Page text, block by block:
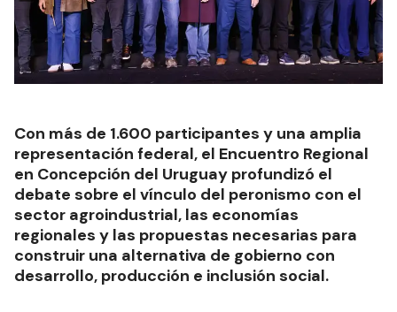
Con más de 1.600 participantes y una amplia
representación federal, el Encuentro Regional
en Concepción del Uruguay profundizó el
debate sobre el vínculo del peronismo con el
sector agroindustrial, las economías
regionales y las propuestas necesarias para
construir una alternativa de gobierno con
desarrollo, producción e inclusión social.